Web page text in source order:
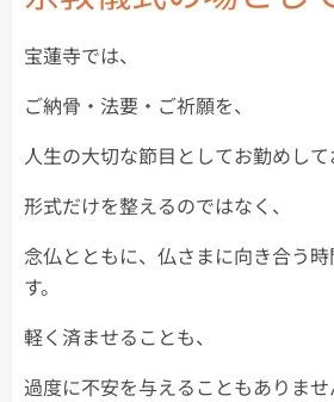
宝蓮寺では、
ご納骨・法要・ご祈願を、
人生の大切な節目としてお勤めして
形式だけを整えるのではなく、
念仏とともに、仏さまに向き合う
す。
軽く済ませることも、
過度に不安を与えることもありませ